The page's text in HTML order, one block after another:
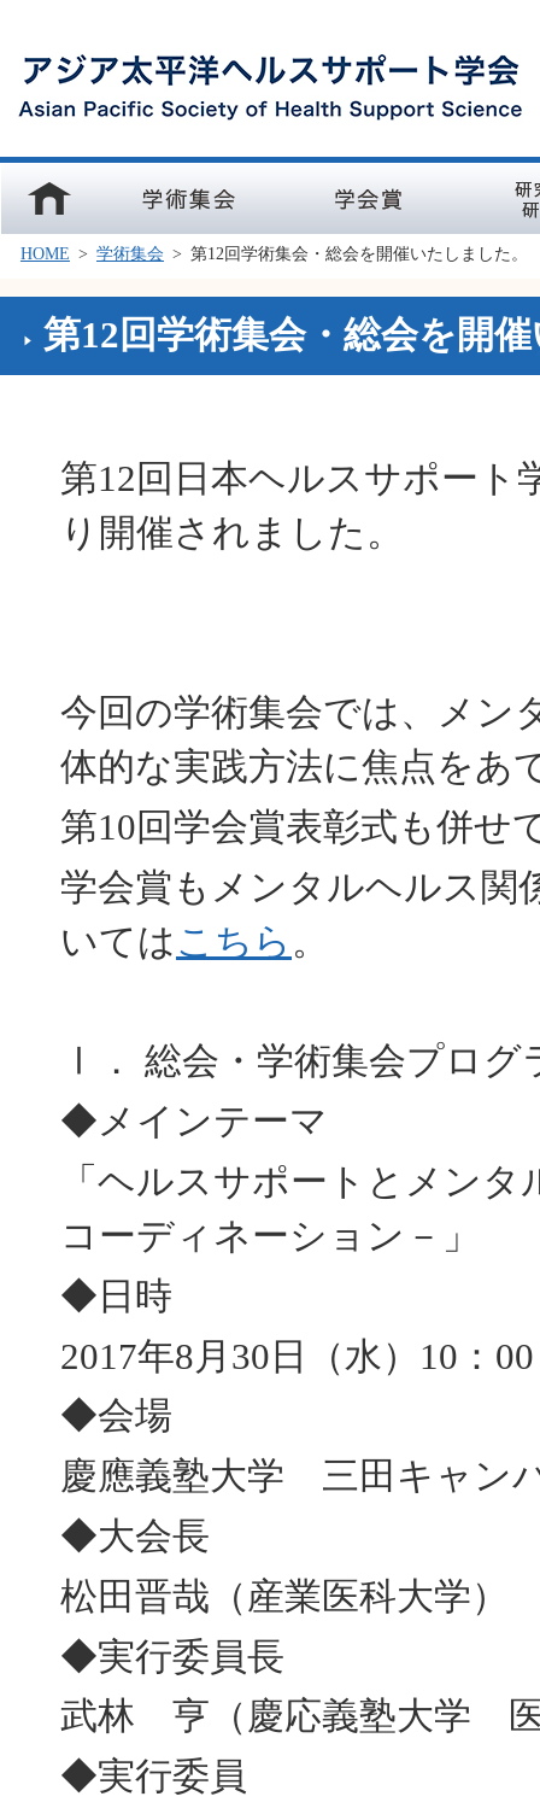
ホーム 学術集会 学会賞 研究部会
HOME > 学術集会 > 第12回学術集会・総会を開催いたしました。
第12回学術集会・総会を開
第12回日本ヘルスサポート
り開催されました。
今回の学術集会では、メン
体的な実践方法に焦点をあ
第10回学会賞表彰式も併せ
学会賞もメンタルヘルス関
いては こちら 。
Ⅰ． 総会・学術集会プログ
◆メインテーマ
「ヘルスサポートとメン
コーディネーション－」
◆日時
2017年8月30日（水）10：
◆会場
慶應義塾大学 三田キャン
◆大会長
松田晋哉（産業医科大学）
◆実行委員長
武林 亨（慶応義塾大学 医
◆実行委員